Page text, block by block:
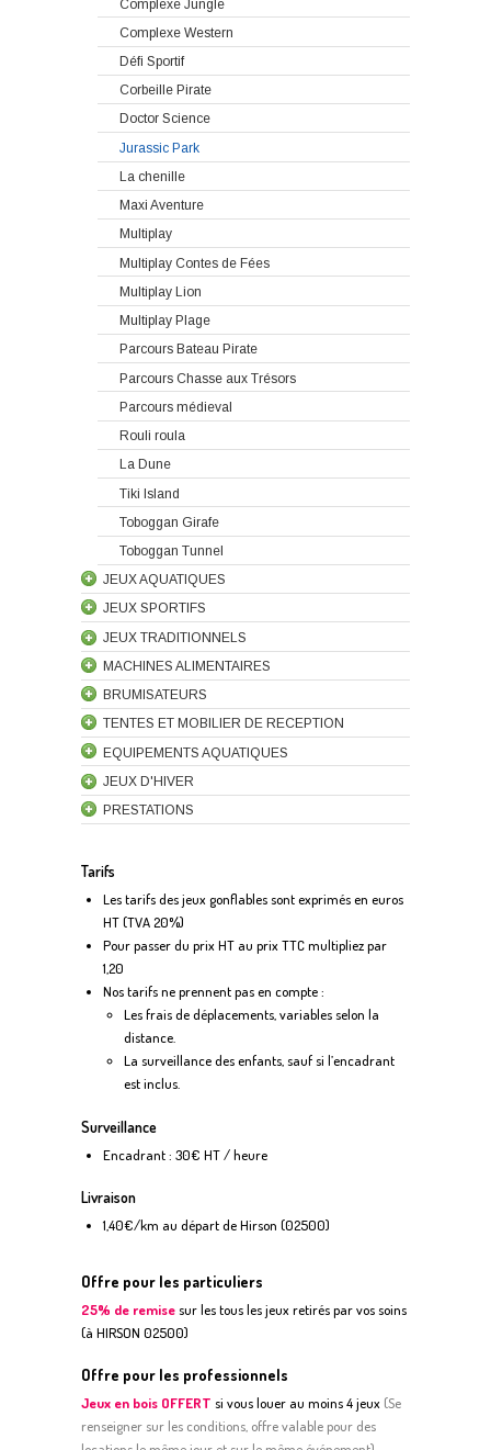
Complexe Jungle
Complexe Western
Défi Sportif
Corbeille Pirate
Doctor Science
Jurassic Park
La chenille
Maxi Aventure
Multiplay
Multiplay Contes de Fées
Multiplay Lion
Multiplay Plage
Parcours Bateau Pirate
Parcours Chasse aux Trésors
Parcours médieval
Rouli roula
La Dune
Tiki Island
Toboggan Girafe
Toboggan Tunnel
JEUX AQUATIQUES
JEUX SPORTIFS
JEUX TRADITIONNELS
MACHINES ALIMENTAIRES
BRUMISATEURS
TENTES ET MOBILIER DE RECEPTION
EQUIPEMENTS AQUATIQUES
JEUX D'HIVER
PRESTATIONS
Tarifs
Les tarifs des jeux gonflables sont exprimés en euros
HT (TVA 20%)
Pour passer du prix HT au prix TTC multipliez par
1,20
Nos tarifs ne prennent pas en compte :
Les frais de déplacements, variables selon la
distance.
La surveillance des enfants, sauf si l’encadrant
est inclus.
Surveillance
Encadrant : 30€ HT / heure
Livraison
1,40€/km au départ de Hirson (02500)
Offre pour les particuliers
25% de remise sur les tous les jeux retirés par vos soins
(à HIRSON 02500)
Offre pour les professionnels
Jeux en bois OFFERT si vous louer au moins 4 jeux (Se
renseigner sur les conditions, offre valable pour des